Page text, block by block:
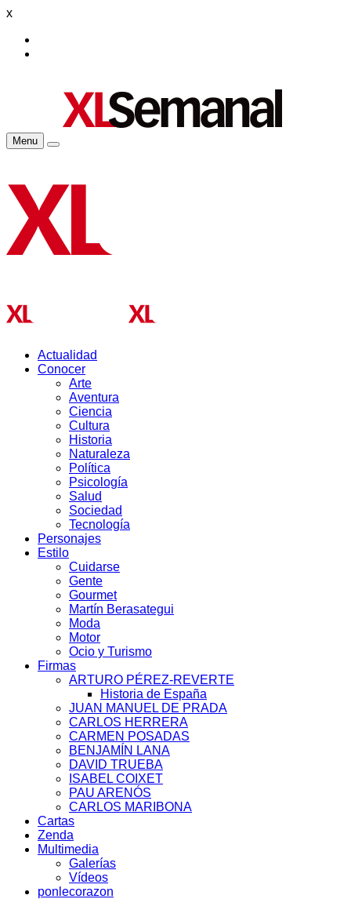
x
Menu
Actualidad
Conocer
Arte
Aventura
Ciencia
Cultura
Historia
Naturaleza
Política
Psicología
Salud
Sociedad
Tecnología
Personajes
Estilo
Cuidarse
Gente
Gourmet
Martín Berasategui
Moda
Motor
Ocio y Turismo
Firmas
ARTURO PÉREZ-REVERTE
Historia de España
JUAN MANUEL DE PRADA
CARLOS HERRERA
CARMEN POSADAS
BENJAMÍN LANA
DAVID TRUEBA
ISABEL COIXET
PAU ARENÓS
CARLOS MARIBONA
Cartas
Zenda
Multimedia
Galerías
Vídeos
ponlecorazon